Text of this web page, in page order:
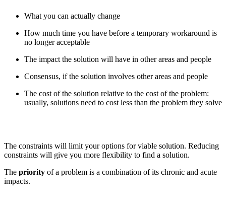
What you can actually change
How much time you have before a temporary workaround is
no longer acceptable
The impact the solution will have in other areas and people
Consensus, if the solution involves other areas and people
The cost of the solution relative to the cost of the problem:
usually, solutions need to cost less than the problem they solve
The constraints will limit your options for viable solution. Reducing
constraints will give you more flexibility to find a solution.
The priority of a problem is a combination of its chronic and acute
impacts.